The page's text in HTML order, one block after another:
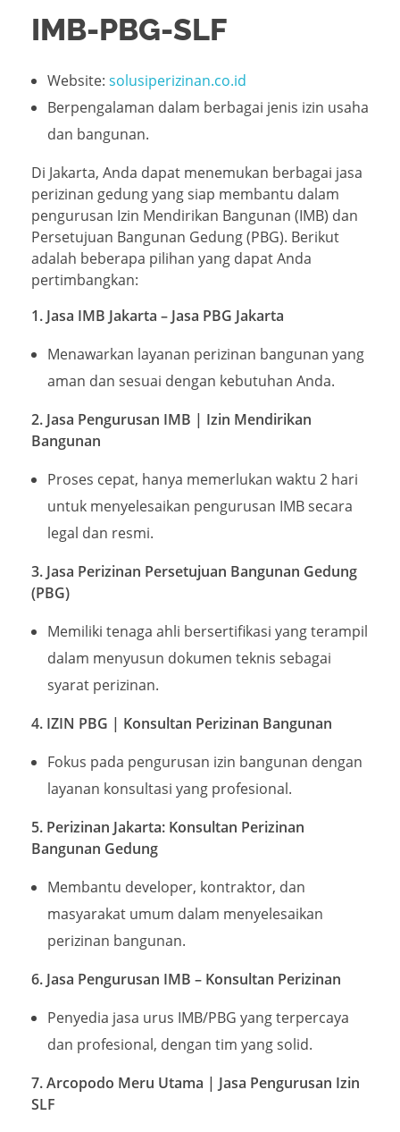
IMB-PBG-SLF
Website: solusiperizinan.co.id
Berpengalaman dalam berbagai jenis izin usaha
dan bangunan.
Di Jakarta, Anda dapat menemukan berbagai jasa
perizinan gedung yang siap membantu dalam
pengurusan Izin Mendirikan Bangunan (IMB) dan
Persetujuan Bangunan Gedung (PBG). Berikut
adalah beberapa pilihan yang dapat Anda
pertimbangkan:
1. Jasa IMB Jakarta – Jasa PBG Jakarta
Menawarkan layanan perizinan bangunan yang
aman dan sesuai dengan kebutuhan Anda.
2. Jasa Pengurusan IMB | Izin Mendirikan
Bangunan
Proses cepat, hanya memerlukan waktu 2 hari
untuk menyelesaikan pengurusan IMB secara
legal dan resmi.
3. Jasa Perizinan Persetujuan Bangunan Gedung
(PBG)
Memiliki tenaga ahli bersertifikasi yang terampil
dalam menyusun dokumen teknis sebagai
syarat perizinan.
4. IZIN PBG | Konsultan Perizinan Bangunan
Fokus pada pengurusan izin bangunan dengan
layanan konsultasi yang profesional.
5. Perizinan Jakarta: Konsultan Perizinan
Bangunan Gedung
Membantu developer, kontraktor, dan
masyarakat umum dalam menyelesaikan
perizinan bangunan.
6. Jasa Pengurusan IMB – Konsultan Perizinan
Penyedia jasa urus IMB/PBG yang terpercaya
dan profesional, dengan tim yang solid.
7. Arcopodo Meru Utama | Jasa Pengurusan Izin
SLF